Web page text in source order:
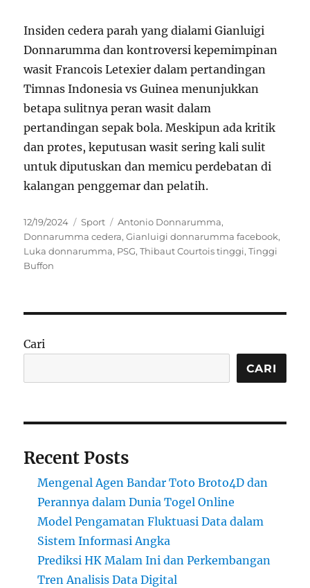
Insiden cedera parah yang dialami Gianluigi
Donnarumma dan kontroversi kepemimpinan
wasit Francois Letexier dalam pertandingan
Timnas Indonesia vs Guinea menunjukkan
betapa sulitnya peran wasit dalam
pertandingan sepak bola. Meskipun ada kritik
dan protes, keputusan wasit sering kali sulit
untuk diputuskan dan memicu perdebatan di
kalangan penggemar dan pelatih.
Posted
on
12/19/2024 Categories
Sport Tags
Antonio Donnarumma,
Donnarumma cedera,Gianluigi donnarumma facebook,
Luka donnarumma, PSG,Thibaut Courtois tinggi,Tinggi
Buffon
Cari
CARI
Recent Posts
Mengenal Agen Bandar Toto Broto4D dan
Perannya dalam Dunia Togel Online
Model Pengamatan Fluktuasi Data dalam
Sistem Informasi Angka
Prediksi HK Malam Ini dan Perkembangan
Tren Analisis Data Digital